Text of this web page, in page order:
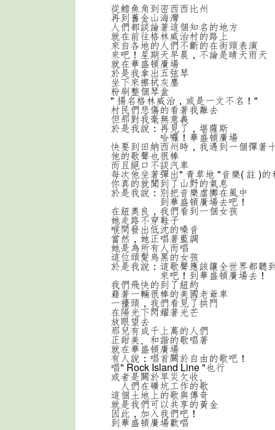
從鱈魚角到密西西比州
再到舊金山海灣
人們都談論著這個知名的地方
就在前往格林威治村的路上
來自各地的人們不斷的在街頭表演
來吧！星期天早晨，不論是晴天雨天
就在華盛頓廣場
於是我拿出五弦琴
坐下來擦拭灰塵
粉刷整個琴盒
" 揚名格林威治，或是一文不名！"
村民們悲傷的看著我離去
但那對我毫無意義
於是我說：再見了，堪薩斯
哈囉！華盛頓廣場
快要到田納西州時，我遇到一個彈著
他的歌聲也很棒
而且絕口不談汽車
每次他坐著彈出" 青草地 "音樂( 註 )的
你真的就聞到了山野的氣息
於是我說：別把音樂虛擲在風中
到華盛頓廣場去吧！
在紐奧良，我們看到一個女孩
她走路不穿鞋子
喉間發出低沈的嗓音
當然，她正唱著藍調
她是為所有人而唱
這位頭髮烏黑的女孩
於是我說：這歌聲應該讓全世界都聽
來吧！到華盛頓廣場去！
我們飛快的到了紐約
藉著一輛很棒的美國老爺車
一擡頭，我們看見了拱門
在陽光下閃耀著光芒
放眼望去
那兒有成千上萬的人們
正甜美、和諧的歌唱著
就在華盛頓廣場
有人說：唱首關於自由的歌吧！
唱" Rock Island Line "也行
或者是關於旱災欠收、
人們在礦坑工作的歌
這個土地上的歌與傳奇
就是我們可以共享的黃金
因此，加入我們吧！
到華盛頓廣場歡唱